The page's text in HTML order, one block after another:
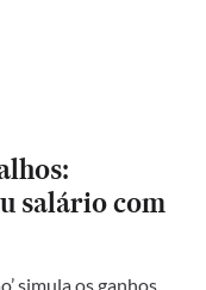
salário com
simula os ganhos